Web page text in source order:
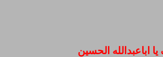
اباعبدالله الحسین